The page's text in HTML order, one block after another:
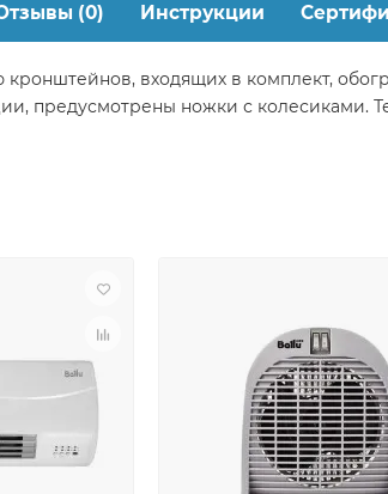
(0) Инструкции
входящих в комплект,
предусмотрены ножки с колесиками.